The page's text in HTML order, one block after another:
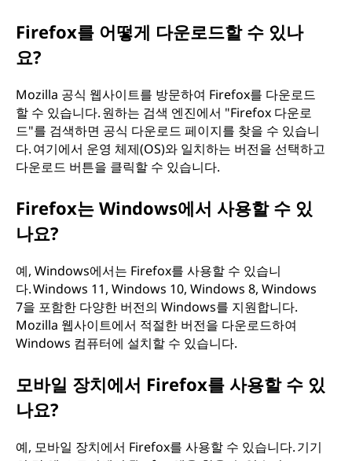
이
있
나
요
Firefox를 어떻게 다운로드할 수 있나
요?
Mozilla 공식 웹사이트를 방문하여 Firefox를 다운로드
할 수 있습니다. 원하는 검색 엔진에서 "Firefox 다운로
드"를 검색하면 공식 다운로드 페이지를 찾을 수 있습니
다. 여기에서 운영 체제(OS)와 일치하는 버전을 선택하고
다운로드 버튼을 클릭할 수 있습니다.
Firefox는 Windows에서 사용할 수 있
나요?
예, Windows에서는 Firefox를 사용할 수 있습니
다. Windows 11, Windows 10, Windows 8, Windows
7을 포함한 다양한 버전의 Windows를 지원합니다.
Mozilla 웹사이트에서 적절한 버전을 다운로드하여
Windows 컴퓨터에 설치할 수 있습니다.
모바일 장치에서 Firefox를 사용할 수 있
나요?
예, 모바일 장치에서 Firefox를 사용할 수 있습니다. 기기